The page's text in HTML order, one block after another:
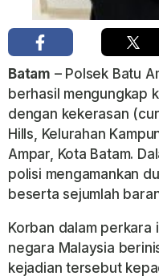
Batam – Polsek Batu
berhasil mengungkap
dengan kekerasan
Hills, Kelurahan
Ampar, Kota Batam.
polisi mengamankan
beserta sejumlah
Korban dalam perkara
negara Malaysia
kejadian tersebut